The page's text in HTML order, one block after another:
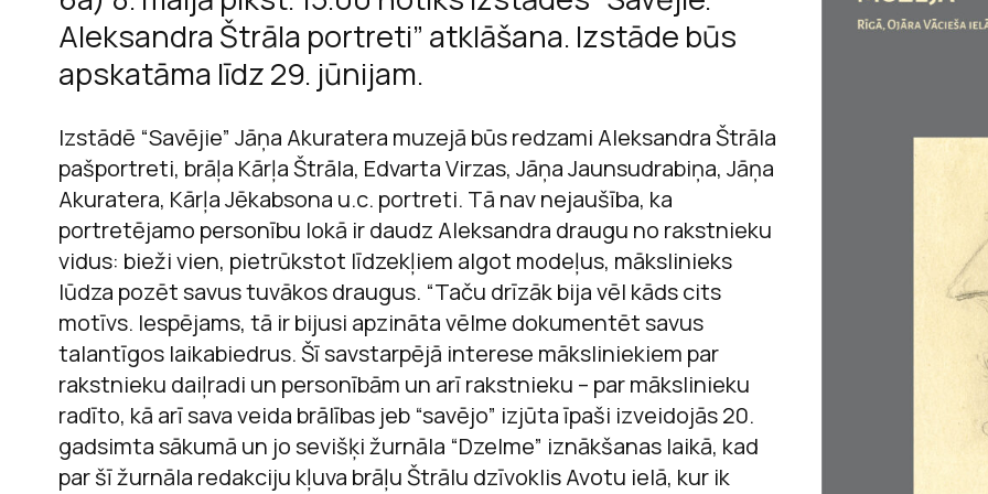
Raiņa un
Jaņa Rozentāla
Andreja Upīša
Andreja Upīša
Ojāra Vācieša
Andrejs Upīts
Viegli lasīt
Sarunas
Mācību
Aleksandra Štrāla portreti” atklāšana. Izstāde būs
apskatāma līdz 29. jūnijam.
Izstādē “Savējie” Jāņa Akuratera muzejā būs redzami Aleksandra Štrāla
pašportreti, brāļa Kārļa Štrāla, Edvarta Virzas, Jāņa Jaunsudrabiņa, Jāņa
Akuratera, Kārļa Jēkabsona u.c. portreti. Tā nav nejaušība, ka
portretējamo personību lokā ir daudz Aleksandra draugu no rakstnieku
vidus: bieži vien, pietrūkstot līdzekļiem algot modeļus, mākslinieks
lūdza pozēt savus tuvākos draugus. “Taču drīzāk bija vēl kāds cits
motīvs. Iespējams, tā ir bijusi apzināta vēlme dokumentēt savus
talantīgos laikabiedrus. Šī savstarpējā interese māksliniekiem par
rakstnieku daiļradi un personībām un arī rakstnieku – par mākslinieku
radīto, kā arī sava veida brālības jeb “savējo” izjūta īpaši izveidojās 20.
gadsimta sākumā un jo sevišķi žurnāla “Dzelme” iznākšanas laikā, kad
par šī žurnāla redakciju kļuva brāļu Štrālu dzīvoklis Avotu ielā, kur ik